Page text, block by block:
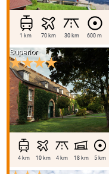
1 km 70 km 30 km 600 m
Superior
4 km 10 km 4 km 18 km 5 km